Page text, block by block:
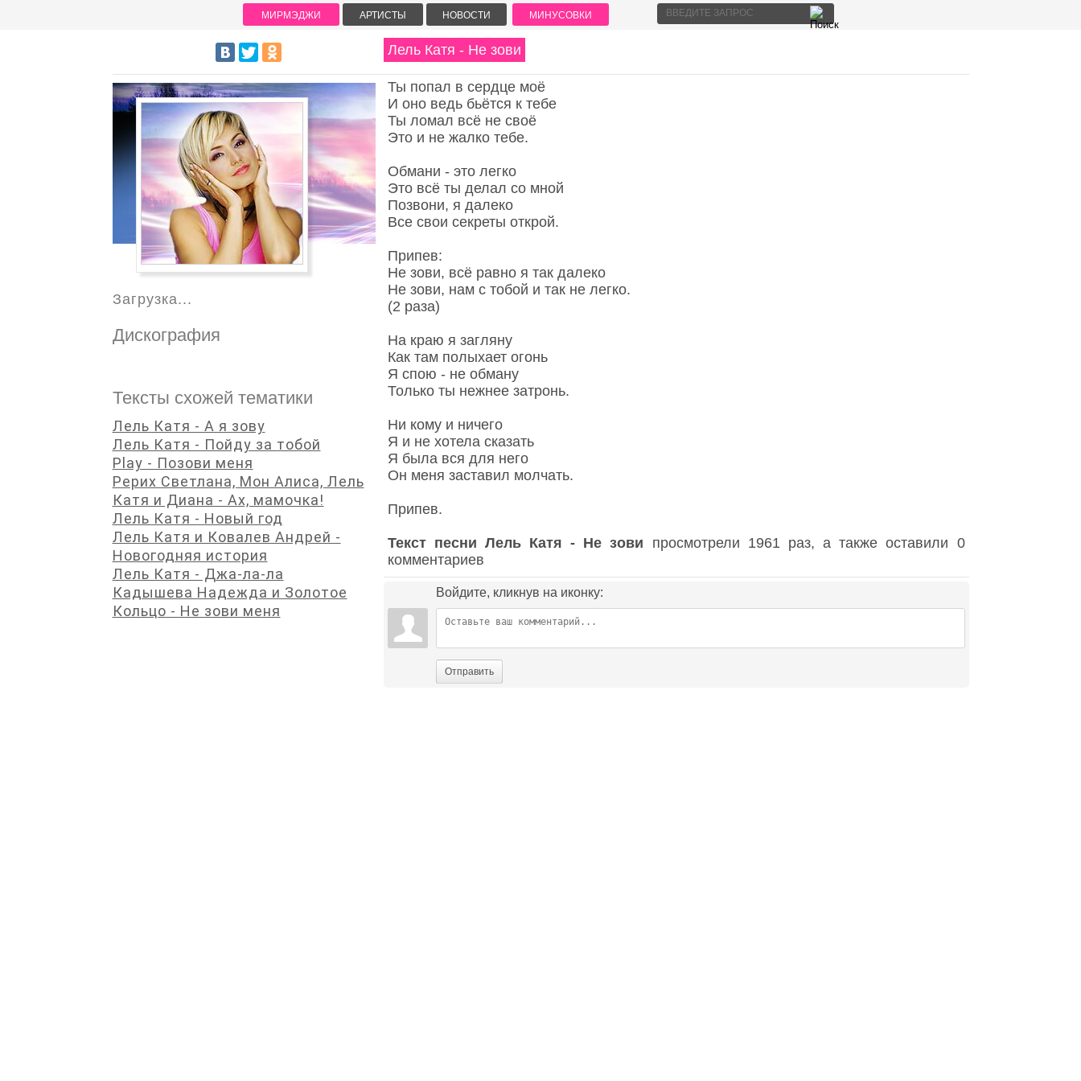
Лель Катя - Не зови
Ты попал в сердце моё
И оно ведь бьётся к тебе
Ты ломал всё не своё
Это и не жалко тебе.
Обмани - это легко
Это всё ты делал со мной
Позвони, я далеко
Все свои секреты открой.
Припев:
Не зови, всё равно я так далеко
Не зови, нам с тобой и так не легко.
(2 раза)
На краю я загляну
Как там полыхает огонь
Я спою - не обману
Только ты нежнее затронь.
Ни кому и ничего
Я и не хотела сказать
Я была вся для него
Он меня заставил молчать.
Припев.
Текст песни Лель Катя - Не зови просмотрели 1961 раз, а также оставили 0
комментариев
Войдите, кликнув на иконку:
Отправить
Загрузка...
Дискография
Тексты схожей тематики
Лель Катя - А я зову
Лель Катя - Пойду за тобой
Play - Позови меня
Рерих Светлана, Мон Алиса, Лель
Катя и Диана - Ах, мамочка!
Лель Катя - Новый год
Лель Катя и Ковалев Андрей -
Новогодняя история
Лель Катя - Джа-ла-ла
Кадышева Надежда и Золотое
Кольцо - Не зови меня
МИРМЭДЖИ АРТИСТЫ НОВОСТИ МИНУСОВКИ